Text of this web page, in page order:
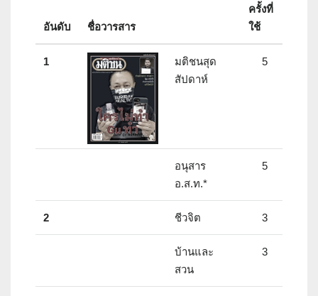
อันดับ ชื่อวารสาร
ครั้งที่
ใช้
1
มติชนสุด
สัปดาห์
5
อนุสาร
อ.ส.ท.*
5
2 ชีวจิต 3
บ้านและ
สวน
3